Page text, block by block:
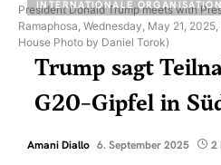
President Donald Trump meets with
Ramaphosa, Wednesday, May 21,
House Photo by Daniel Torok)
INTERNATIONALE
Trump sagt
G20-Gipfel in
Amani Diallo 6. September 2025 2